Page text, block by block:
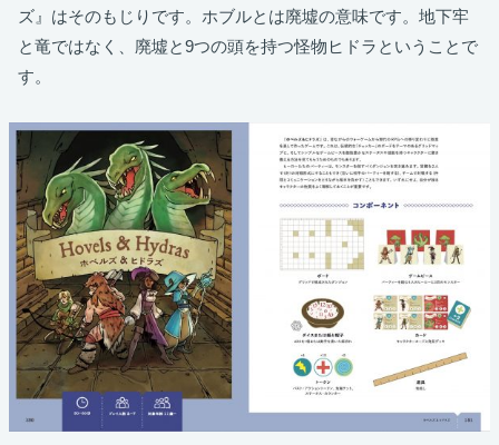
ズ』はそのもじりです。ホブルとは廃墟の意味です。地下牢
と竜ではなく、廃墟と9つの頭を持つ怪物ヒドラということで
す。